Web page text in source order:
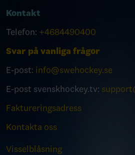
Kontakt
Telefon: +4684490400
Svar på vanliga frågor
E-post: info@swehockey.se
E-post svenskhockey.tv:
Faktureringsadress
Kontakta oss
Visselblåsning